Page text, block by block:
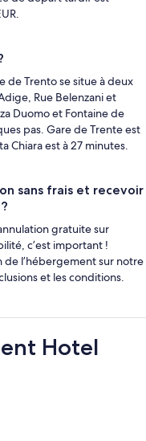
de Trento se situe à deux
Rue Belenzani et
Duomo et Fontaine de
pas. Gare de Trente est
Chiara est à 27 minutes.
sans frais et recevoir
gratuite sur
c’est important !
de l’hébergement sur notre
et les conditions.
Hotel